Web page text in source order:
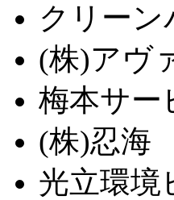
クリーン
(株)アヴ
梅本サー
(株)忍海
光立環境